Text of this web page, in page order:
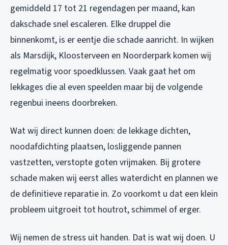
gemiddeld 17 tot 21 regendagen per maand, kan
dakschade snel escaleren. Elke druppel die
binnenkomt, is er eentje die schade aanricht. In wijken
als Marsdijk, Kloosterveen en Noorderpark komen wij
regelmatig voor spoedklussen. Vaak gaat het om
lekkages die al even speelden maar bij de volgende
regenbui ineens doorbreken.
Wat wij direct kunnen doen: de lekkage dichten,
noodafdichting plaatsen, losliggende pannen
vastzetten, verstopte goten vrijmaken. Bij grotere
schade maken wij eerst alles waterdicht en plannen we
de definitieve reparatie in. Zo voorkomt u dat een klein
probleem uitgroeit tot houtrot, schimmel of erger.
Wij nemen de stress uit handen. Dat is wat wij doen. U